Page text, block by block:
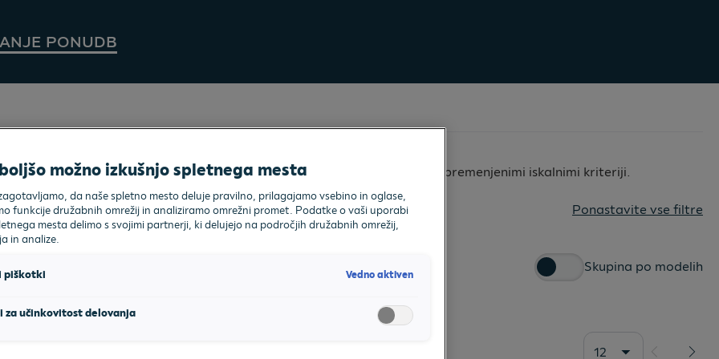
PONUDB
na voljo ni nobenih vozil v želeni kombinaciji. Poskusite znova, z manj ali spremenjenimi iskalnimi kriteriji.
VW Golf Variant Ponastavite vse filtre
Skupina po modelih
12
možno izkušnjo spletnega mesta
da naše spletno mesto deluje pravilno, prilagajamo vsebino in oglase,
funkcije družabnih omrežij in analiziramo omrežni promet. Podatke o vaši uporabi
mesta delimo s svojimi partnerji, ki delujejo na področjih družabnih omrežij,
in analize.
piškotki Vedno aktiven
za učinkovitost delovanja